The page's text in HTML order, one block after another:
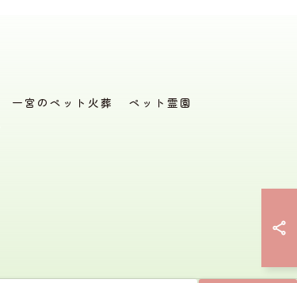
一宮のペット火葬
ペット霊園